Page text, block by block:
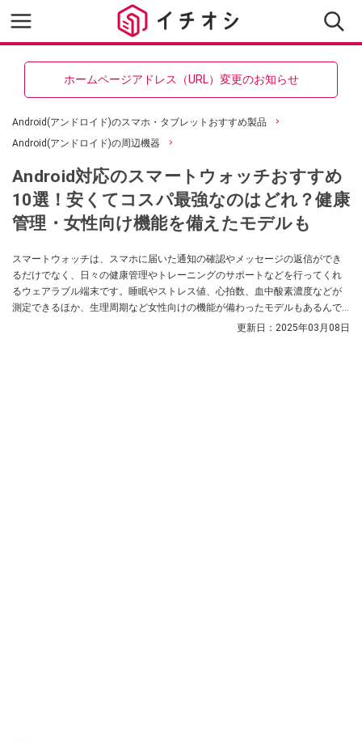
ホームページアドレス（URL）変更のお知らせ
Android(アンドロイド)のスマホ・タブレットおすすめ製品
Android(アンドロイド)の周辺機器
Android対応のスマートウォッチおすすめ
10選！安くてコスパ最強なのはどれ？健康
管理・女性向け機能を備えたモデルも
スマートウォッチは、スマホに届いた通知の確認やメッセージの返信ができ
るだけでなく、日々の健康管理やトレーニングのサポートなどを行ってくれ
るウェアラブル端末です。睡眠やストレス値、心拍数、血中酸素濃度などが
測定できるほか、生理周期など女性向けの機能が備わったモデルもあるんで
す。今回は、スマートウォッチが便利な理由やAndroid対応のスマートウォッ
更新日： 2025年03月08日